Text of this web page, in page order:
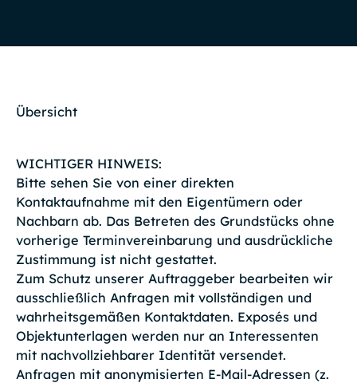
Übersicht
WICHTIGER HINWEIS:
Bitte sehen Sie von einer direkten
Kontaktaufnahme mit den Eigentümern oder
Nachbarn ab. Das Betreten des Grundstücks ohne
vorherige Terminvereinbarung und ausdrückliche
Zustimmung ist nicht gestattet.
Zum Schutz unserer Auftraggeber bearbeiten wir
ausschließlich Anfragen mit vollständigen und
wahrheitsgemäßen Kontaktdaten. Exposés und
Objektunterlagen werden nur an Interessenten
mit nachvollziehbarer Identität versendet.
Anfragen mit anonymisierten E-Mail-Adressen (z.